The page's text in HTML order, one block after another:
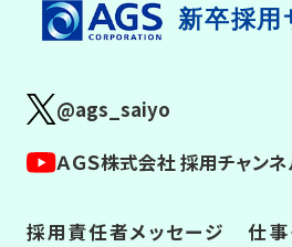
新卒採用
@ags_saiyo
ＡＧＳ株式会社 採用チャン
採用責任者メッセージ
仕事